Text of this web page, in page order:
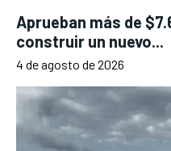
Aprueban más de
construir un nuevo...
4 de agosto de 2026